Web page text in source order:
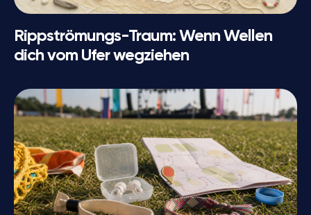
Rippströmungs-Traum: Wenn Wellen
dich vom Ufer wegziehen